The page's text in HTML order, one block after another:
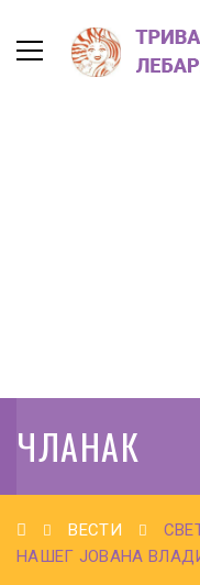
ЧЛАНАК
ВЕСТИ
НАШЕГ ЈОВАНА